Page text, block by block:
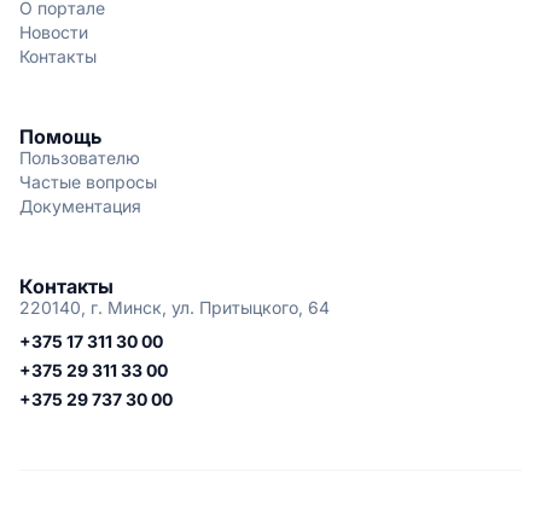
О портале
Новости
Контакты
Помощь
Пользователю
Частые вопросы
Документация
Контакты
220140, г. Минск, ул. Притыцкого, 64
+375 17 311 30 00
+375 29 311 33 00
+375 29 737 30 00